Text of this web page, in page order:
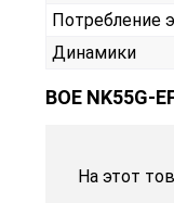
Потребление
Динамики
BOE NK55G-
На этот